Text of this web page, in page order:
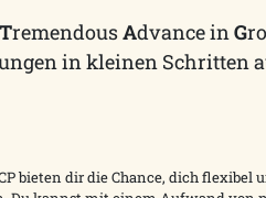
TremendousAdvance inG
in kleinen Schritten
bieten dir die Chance, dich